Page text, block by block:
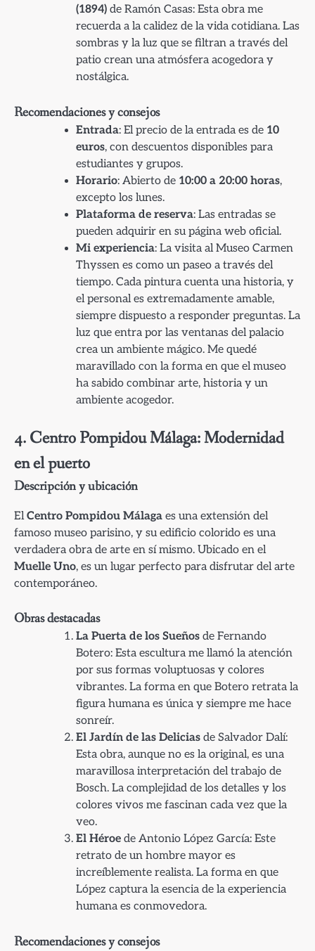
(1894) de Ramón Casas: Esta obra me
recuerda a la calidez de la vida cotidiana. Las
sombras y la luz que se filtran a través del
patio crean una atmósfera acogedora y
nostálgica.
Recomendaciones y consejos
Entrada: El precio de la entrada es de 10
euros, con descuentos disponibles para
estudiantes y grupos.
Horario: Abierto de 10:00 a 20:00 horas,
excepto los lunes.
Plataforma de reserva: Las entradas se
pueden adquirir en su página web oficial.
Mi experiencia: La visita al Museo Carmen
Thyssen es como un paseo a través del
tiempo. Cada pintura cuenta una historia, y
el personal es extremadamente amable,
siempre dispuesto a responder preguntas. La
luz que entra por las ventanas del palacio
crea un ambiente mágico. Me quedé
maravillado con la forma en que el museo
ha sabido combinar arte, historia y un
ambiente acogedor.
4. Centro Pompidou Málaga: Modernidad
en el puerto
Descripción y ubicación
ElCentro Pompidou Málaga es una extensión del
famoso museo parisino, y su edificio colorido es una
verdadera obra de arte en sí mismo. Ubicado en el
Muelle Uno, es un lugar perfecto para disfrutar del arte
contemporáneo.
Obras destacadas
La Puerta de los Sueños de Fernando
Botero: Esta escultura me llamó la atención
por sus formas voluptuosas y colores
vibrantes. La forma en que Botero retrata la
figura humana es única y siempre me hace
sonreír.
El Jardín de las Delicias de Salvador Dalí:
Esta obra, aunque no es la original, es una
maravillosa interpretación del trabajo de
Bosch. La complejidad de los detalles y los
colores vivos me fascinan cada vez que la
veo.
El Héroe de Antonio López García: Este
retrato de un hombre mayor es
increíblemente realista. La forma en que
López captura la esencia de la experiencia
humana es conmovedora.
Recomendaciones y consejos